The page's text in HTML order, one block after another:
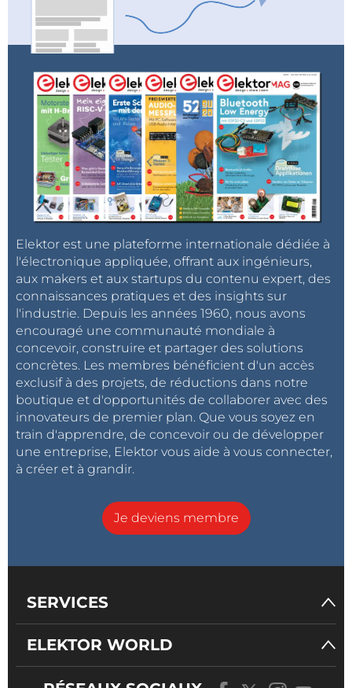
Elektor est une plateforme internationale dédiée à
l'électronique appliquée, offrant aux ingénieurs,
aux makers et aux startups du contenu expert, des
connaissances pratiques et des insights sur
l'industrie. Depuis les années 1960, nous avons
encouragé une communauté mondiale à
concevoir, construire et partager des solutions
concrètes. Les membres bénéficient d'un accès
exclusif à des projets, de réductions dans notre
boutique et d'opportunités de collaborer avec des
innovateurs de premier plan. Que vous soyez en
train d'apprendre, de concevoir ou de développer
une entreprise, Elektor vous aide à vous connecter,
à créer et à grandir.
Je deviens membre
SERVICES
ELEKTOR WORLD